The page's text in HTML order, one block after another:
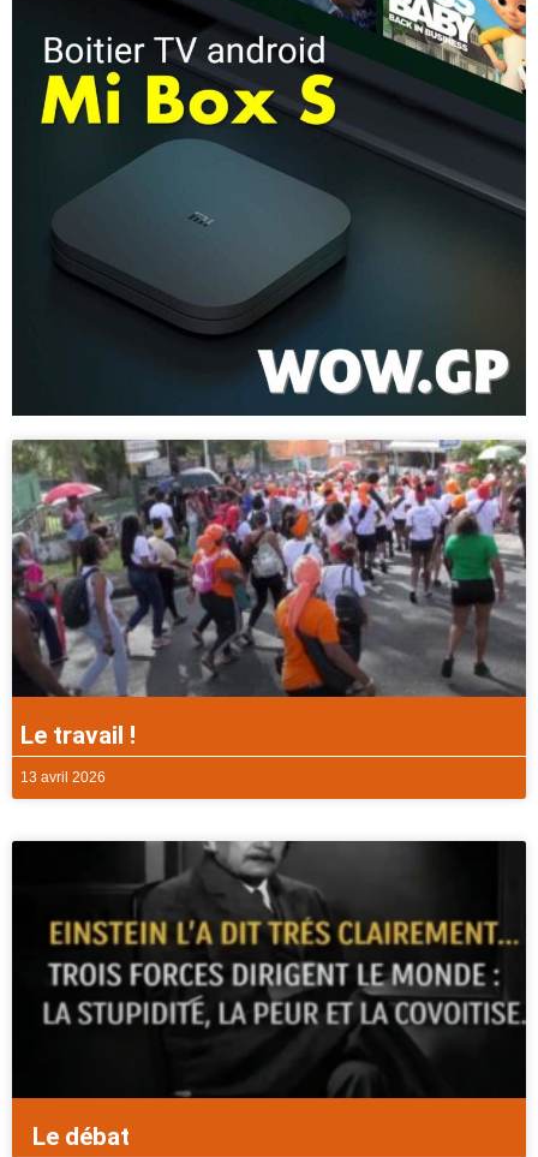
Le travail !
13 avril 2026
Le débat